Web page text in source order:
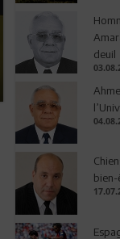
deuil
bien-